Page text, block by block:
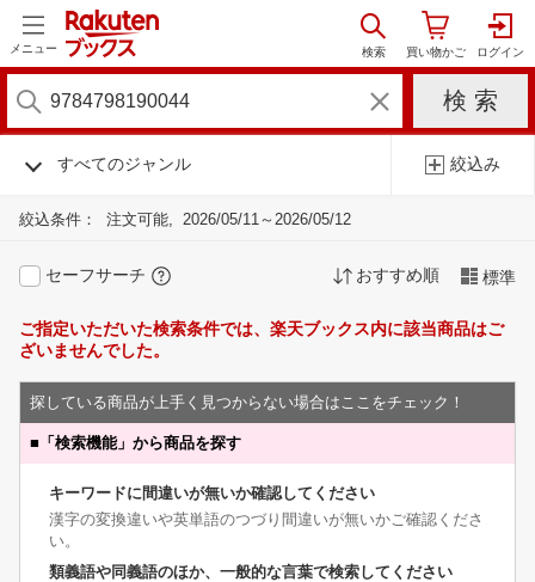
メニュー
すべてのジャンル 絞込み
絞込条件： 注文可能 2026/05/11～2026/05/12
セーフサーチ おすすめ順 標準
ご指定いただいた検索条件では、楽天ブックス内に該当商品はご
ざいませんでした。
探している商品が上手く見つからない場合はここをチェック！
■ 「検索機能」から商品を探す
キーワードに間違いが無いか確認してください
漢字の変換違いや英単語のつづり間違いが無いかご確認くださ
い。
類義語や同義語のほか、一般的な言葉で検索してください